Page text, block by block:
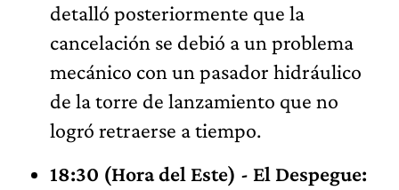
detalló posteriormente que la
cancelación se debió a un problema
mecánico con un pasador hidráulico
de la torre de lanzamiento que no
logró retraerse a tiempo.
18:30 (Hora del Este) - El Despegue: